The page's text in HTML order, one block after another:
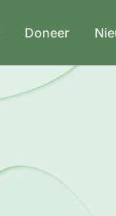
Doneer